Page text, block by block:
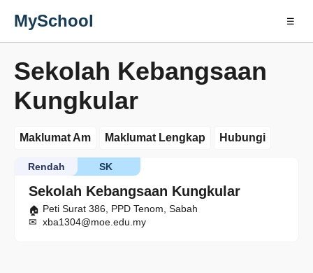
MySchool ☰
Sekolah Kebangsaan
Kungkular
Maklumat Am Maklumat Lengkap Hubungi
Sekolah Kebangsaan Kungkular
SK
Rendah
Peti Surat 386, PPD Tenom, Sabah
xba1304@moe.edu.my